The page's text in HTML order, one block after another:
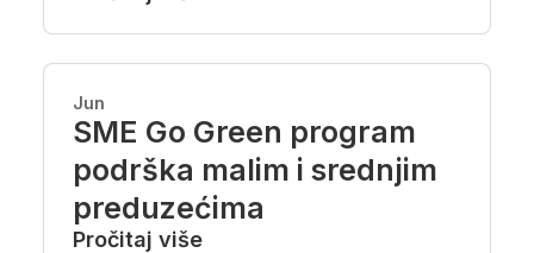
Jun
SME Go Green program
podrška malim i srednjim
preduzećima
Pročitaj više